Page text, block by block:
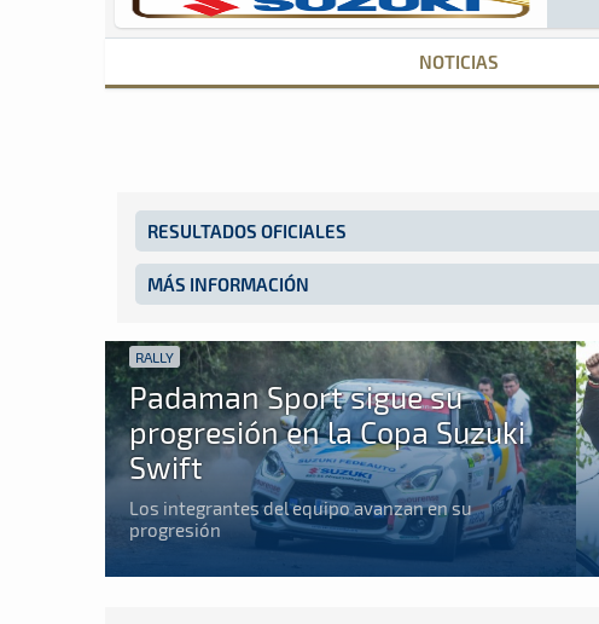
NOTICIAS
RESULTADOS OFICIALES
MÁS INFORMACIÓN
RALLY
Padaman Sport sigue su
progresión en la Copa Suzuki
Swift
Los integrantes del equipo avanzan en su
progresión